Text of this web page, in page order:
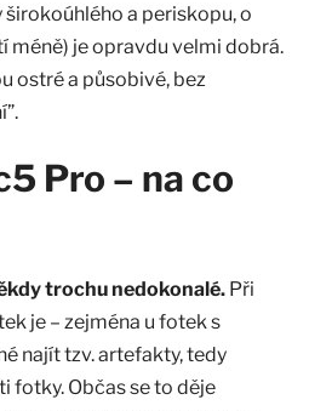
a periskopu, o
méně) je opravdu velmi dobrá.
ostré a působivé, bez
Pro – na co
trochu nedokonalé. Při
je – zejména u fotek s
najít tzv. artefakty, tedy
fotky. Občas se to děje